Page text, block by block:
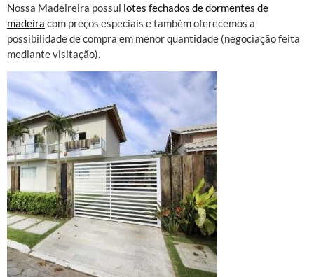
Nossa Madeireira possui lotes fechados de dormentes de
madeira com preços especiais e também oferecemos a
possibilidade de compra em menor quantidade (negociação feita
mediante visitação).